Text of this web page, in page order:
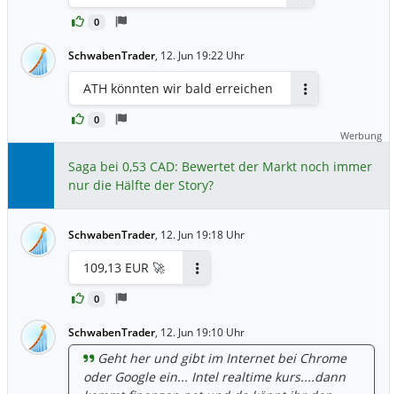
0
SchwabenTrader, 12. Jun 19:22 Uhr
0
ATH könnten wir bald erreichen
Werbung
Saga bei 0,53 CAD: Bewertet der Markt noch immer
nur die Hälfte der Story?
SchwabenTrader, 12. Jun 19:18 Uhr
0
109,13 EUR 🚀
SchwabenTrader, 12. Jun 19:10 Uhr
Geht her und gibt im Internet bei Chrome
oder Google ein... Intel realtime kurs....dann